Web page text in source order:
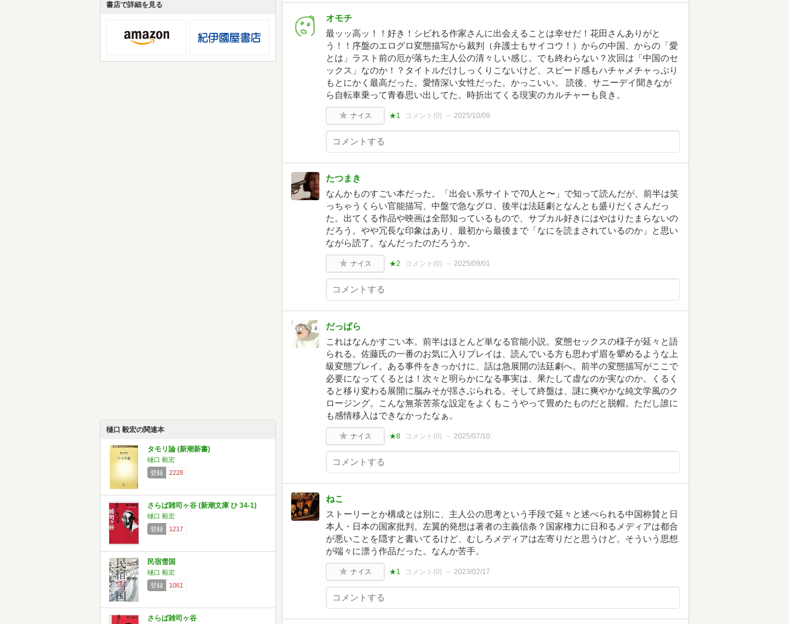
書店で詳細を見る
樋口 毅宏の関連本
タモリ論 (新潮新書)
樋口 毅宏
登録
2228
さらば雑司ヶ谷 (新潮文庫 ひ 34-1)
樋口 毅宏
登録
1217
民宿雪国
樋口 毅宏
登録
1061
さらば雑司ヶ谷
オモチ
最ッッ高ッ！！好き！シビれる作家さんに出会えることは幸せだ！花田さんありがと
う！！序盤のエログロ変態描写から裁判（弁護士もサイコウ！）からの中国、からの「愛
とは」ラスト前の厄が落ちた主人公の清々しい感じ。でも終わらない？次回は「中国のセ
ックス」なのか！？タイトルだけしっくりこないけど、スピード感もハチャメチャっぷり
もとにかく最高だった。愛情深い女性だった。かっこいい。 読後、サニーデイ聞きなが
ら自転車乗って青春思い出してた。時折出てくる現実のカルチャーも良き。
ナイス ★1 コメント(0) 2025/10/09
たつまき
なんかものすごい本だった。「出会い系サイトで70人と〜」で知って読んだが、前半は笑
っちゃうくらい官能描写、中盤で急なグロ、後半は法廷劇となんとも盛りだくさんだっ
た。出てくる作品や映画は全部知っているもので、サブカル好きにはやはりたまらないの
だろう。やや冗長な印象はあり、最初から最後まで「なにを読まされているのか」と思い
ながら読了。なんだったのだろうか。
ナイス ★2 コメント(0) 2025/09/01
だっぱら
これはなんかすごい本。前半はほとんど単なる官能小説。変態セックスの様子が延々と語
られる。佐藤氏の一番のお気に入りプレイは、読んでいる方も思わず眉を顰めるような上
級変態プレイ。ある事件をきっかけに、話は急展開の法廷劇へ。前半の変態描写がここで
必要になってくるとは！次々と明らかになる事実は、果たして虚なのか実なのか。くるく
ると移り変わる展開に脳みそが揺さぶられる。そして終盤は、謎に爽やかな純文学風のク
ロージング。こんな無茶苦茶な設定をよくもこうやって畳めたものだと脱帽。ただし誰に
も感情移入はできなかったなぁ。
ナイス ★8 コメント(0) 2025/07/10
ねこ
ストーリーとか構成とは別に、主人公の思考という手段で延々と述べられる中国称賛と日
本人・日本の国家批判。左翼的発想は著者の主義信条？国家権力に日和るメディアは都合
が悪いことを隠すと書いてるけど、むしろメディアは左寄りだと思うけど。そういう思想
が端々に漂う作品だった。なんか苦手。
ナイス ★1 コメント(0) 2023/02/17